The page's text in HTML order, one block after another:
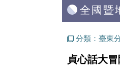
全國暨
分類：臺東
貞心話大